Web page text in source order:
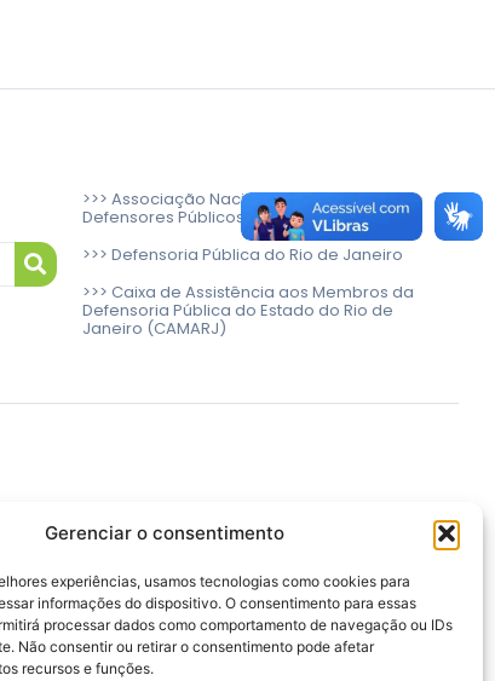
Gerenciar o consentimento
experiências, usamos tecnologias como cookies para
informações do dispositivo. O consentimento para essas
processar dados como comportamento de navegação ou IDs
Não consentir ou retirar o consentimento pode afetar
recursos e funções.
>>> Associação Nacional das Defensoras e
Defensores Públicos (ANADEP)
>>> Defensoria Pública do Rio de Janeiro
>>> Caixa de Assistência aos Membros da
Defensoria Pública do Estado do Rio de
Janeiro (CAMARJ)